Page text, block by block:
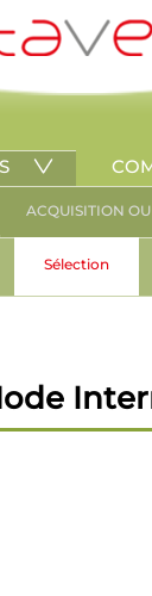
ACQUISITION
Sélection